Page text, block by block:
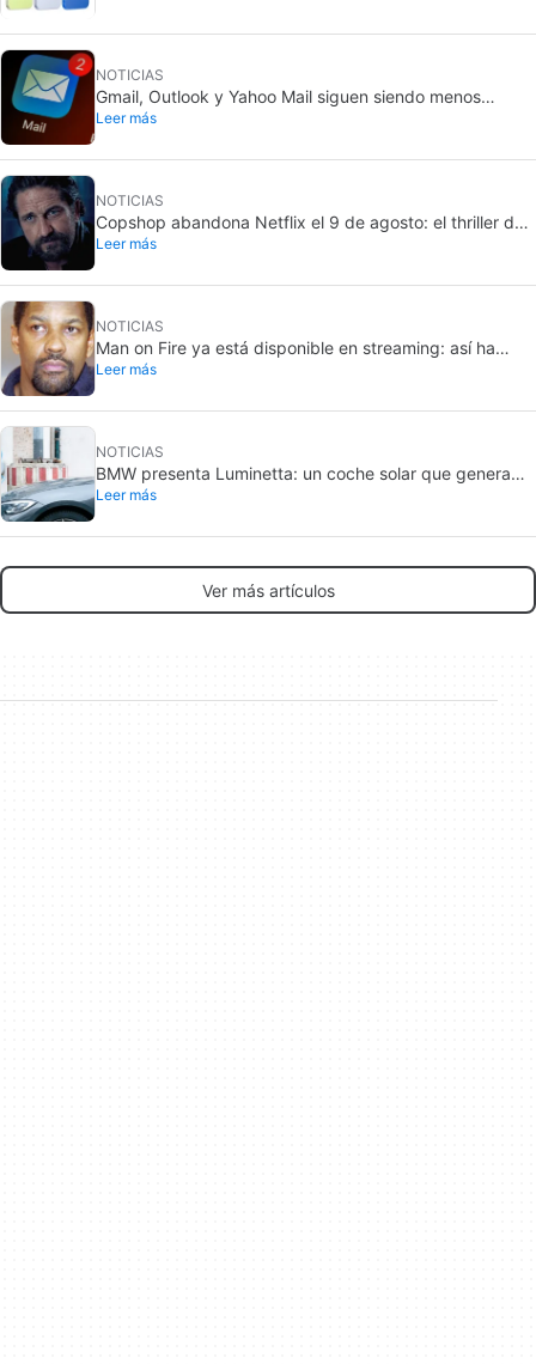
NOTICIAS
Gmail, Outlook y Yahoo Mail siguen siendo menos
seguros que los chats
Leer más
NOTICIAS
Copshop abandona Netflix el 9 de agosto: el thriller de
Gerard Butler apura sus últimos días
Leer más
NOTICIAS
Man on Fire ya está disponible en streaming: así ha
envejecido el thriller de Denzel Washington
Leer más
NOTICIAS
BMW presenta Luminetta: un coche solar que genera
más energía de la que consume
Leer más
Ver más artículos